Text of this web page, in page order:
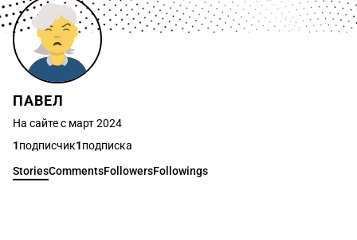
ПАВЕЛ
На сайте с март 2024
1подписчик1подписка
StoriesCommentsFollowersFollowings